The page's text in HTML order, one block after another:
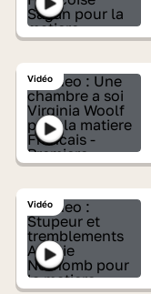
Vidéo
Vidéo